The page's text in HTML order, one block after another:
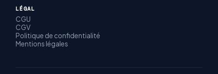
LÉGAL
CGU
CGV
Politique de confidentialité
Mentions légales